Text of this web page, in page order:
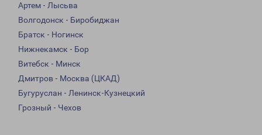
Артем - Лысьва
Волгодонск - Биробиджан
Братск - Ногинск
Нижнекамск - Бор
Витебск - Минск
Дмитров - Москва (ЦКАД)
Бугуруслан - Ленинск-Кузнецкий
Грозный - Чехов